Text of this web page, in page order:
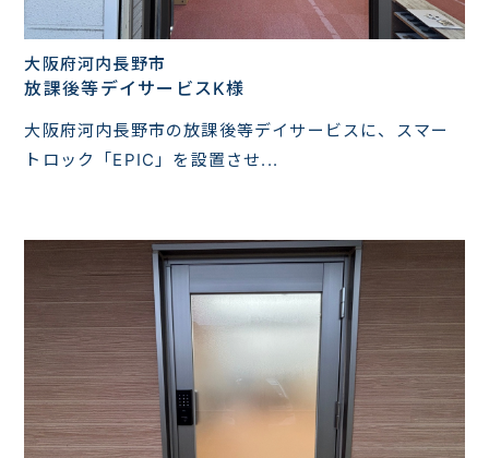
大阪府河内長野市
放課後等デイサービスK様
大阪府河内長野市の放課後等デイサービスに、スマー
トロック「EPIC」を設置させ...